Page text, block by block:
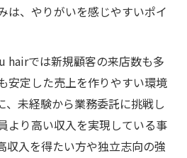
は、やりがいを感じやすいポイ
hairでは新規顧客の来店数も多
安定した売上を作りやすい環境
、未経験から業務委託に挑戦し
より高い収入を実現している事
収入を得たい方や独立志向の強